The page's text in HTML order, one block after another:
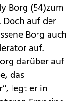
Borg (54)zum
auf der
Borg auch
auf.
darüber auf
das
legt er in